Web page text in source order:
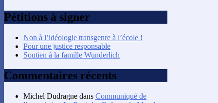
Pétitions à signer
Non à l’idéologie transgenre à l’école !
Pour une justice responsable
Soutien à la famille Wunderlich
Commentaires récents
Michel Dudragne dans Communiqué de